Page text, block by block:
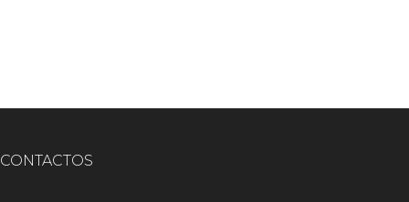
CONTACTOS